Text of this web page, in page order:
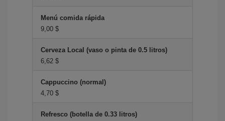
Menú comida rápida
9,00 $
Cerveza Local (vaso o pinta de 0.5 litros)
6,62 $
Cappuccino (normal)
4,70 $
Refresco (botella de 0.33 litros)